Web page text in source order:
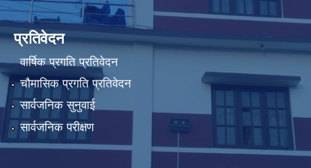
प्रतिवेदन
वार्षिक प्रगति प्रतिवेदन
चौमासिक प्रगति प्रतिवेदन
सार्वजनिक सुनुवाई
सार्वजनिक परीक्षण